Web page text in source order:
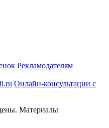
Рекламодателям
Онлайн-консультации с
Материалы